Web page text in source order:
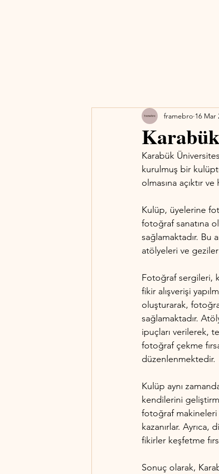
framebro 16 Mar
Karabük
kurulmuş bir
olmasına açıktır
Kulüp, üyelerine
fotoğraf sanatına
sağlamaktadır. Bu
atölyeleri ve
Fotoğraf sergileri,
fikir alışverişi
oluşturarak,
sağlamaktadır.
ipuçları verilerek,
fotoğraf çekme
düzenlenmektedir.
Kulüp aynı
kendilerini
fotoğraf
kazanırlar.
fikirler keşfetme
Sonuç olarak,